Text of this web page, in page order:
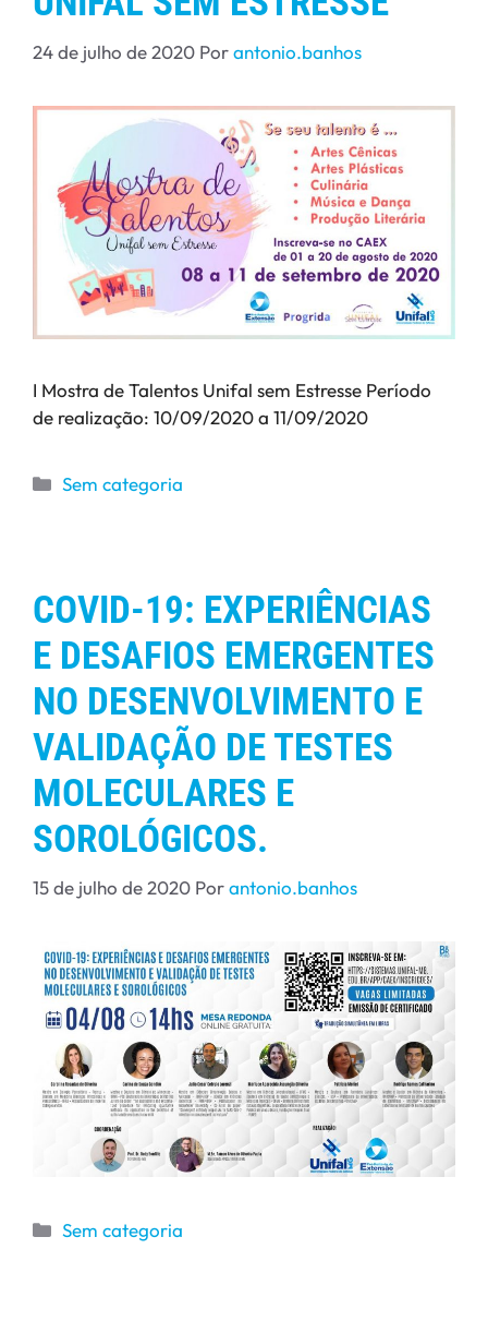
24 de julho de 2020 Porantonio.banhos
I Mostra de Talentos Unifal sem Estresse Período
de realização: 10/09/2020 a 11/09/2020
Sem categoria
COVID-19: EXPERIÊNCIAS
E DESAFIOS EMERGENTES
NO DESENVOLVIMENTO E
VALIDAÇÃO DE TESTES
MOLECULARES E
SOROLÓGICOS.
15 de julho de 2020 Porantonio.banhos
Sem categoria